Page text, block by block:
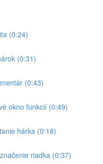
(0:24)
(0:31)
(0:43)
okno funkcií (0:49)
hárka (0:18)
riadka (0:37)